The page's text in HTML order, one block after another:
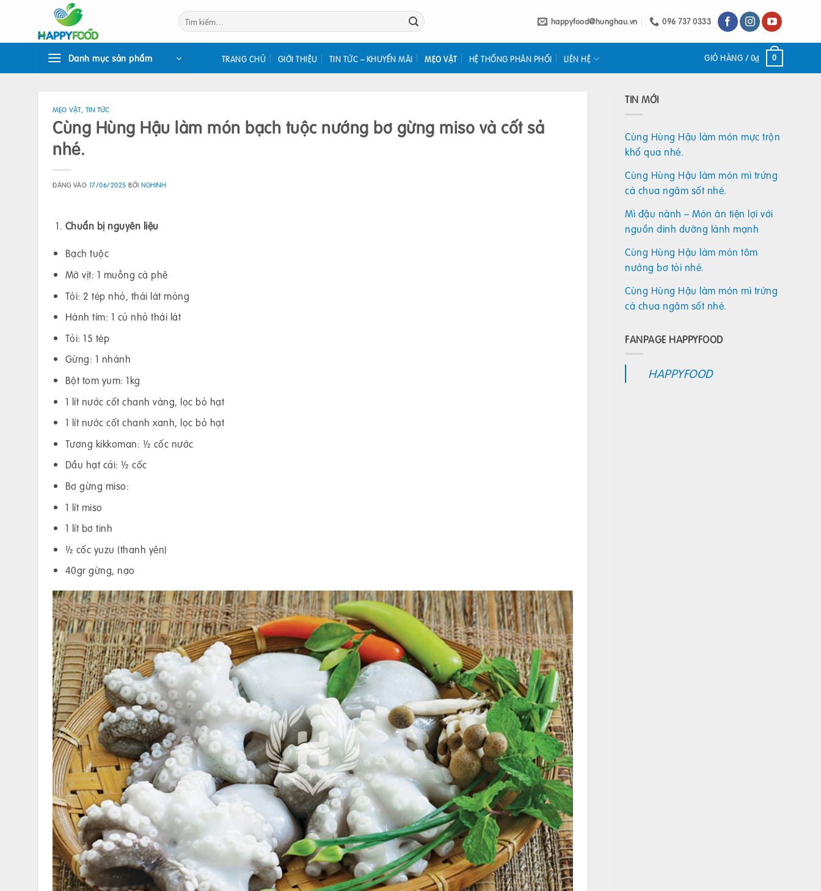
Tìm
kiếm:
happyfood@hunghau.vn 096 737 0333
Danh mục sản phẩm TRANG CHỦ GIỚI THIỆU TIN TỨC – KHUYẾN MÃI MẸO VẶT HỆ THỐNG PHÂN PHỐI LIÊN HỆ GIỎ HÀNG /0₫ 0
MẸO VẶT, TIN TỨC
Cùng Hùng Hậu làm món bạch tuộc nướng bơ gừng miso và cốt sả
nhé.
ĐĂNG VÀO 17/06/2025 BỞINGHINH
Chuẩn bị nguyên liệu
Bạch tuộc
Mỡ vịt: 1 muỗng cà phê
Tỏi: 2 tép nhỏ, thái lát mỏng
Hành tím: 1 củ nhỏ thái lát
Tỏi: 15 tép
Gừng: 1 nhánh
Bột tom yum: 1kg
1 lít nước cốt chanh vàng, lọc bỏ hạt
1 lít nước cốt chanh xanh, lọc bỏ hạt
Tương kikkoman: ½ cốc nước
Dầu hạt cải: ½ cốc
Bơ gừng miso:
1 lít miso
1 lít bơ tinh
½ cốc yuzu (thanh yên)
40gr gừng, nạo
TIN MỚI
Cùng Hùng Hậu làm món mực trộn
khổ qua nhé.
Cùng Hùng Hậu làm món mì trứng
cà chua ngâm sốt nhé.
Mì đậu nành – Món ăn tiện lợi với
nguồn dinh dưỡng lành mạnh
Cùng Hùng Hậu làm món tôm
nướng bơ tỏi nhé.
Cùng Hùng Hậu làm món mì trứng
cà chua ngâm sốt nhé.
FANPAGE HAPPYFOOD
HAPPYFOOD